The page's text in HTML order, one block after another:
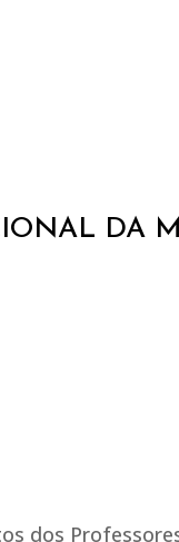
DA
dos